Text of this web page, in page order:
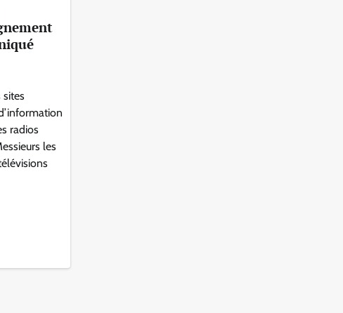
sites
radios
les